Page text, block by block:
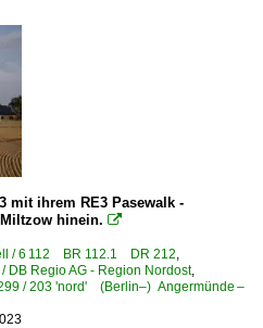
mit ihrem RE3 Pasewalk -
hinein. 
/ 6 112 BR 112.1 DR 212,
DB Regio AG - Region Nordost,
/ 203 'nord' (Berlin–) Angermünde –